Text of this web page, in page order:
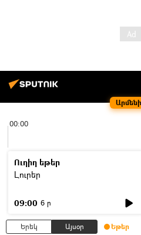
00:00
Ուղիղ եթեր
Լուրեր
09:00 6 ր
Երեկ Այսօր Եթեր